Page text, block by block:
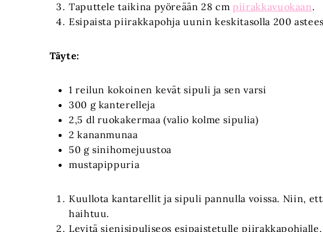
Taputtele taikina pyöreään 28 cmpiirakkavuokaan.
Esipaista piirakkapohja uunin keskitasolla 200
Täyte:
1 reilun kokoinen kevät sipuli ja sen varsi
300 g kanterelleja
2,5 dl ruokakermaa (valio kolme sipulia)
2 kananmunaa
50 g sinihomejuustoa
mustapippuria
Kuullota kantarellit ja sipuli pannulla voissa. Niin,
haihtuu.
Levitä sienisipuliseos esipaistetulle piirakkapohjalle.